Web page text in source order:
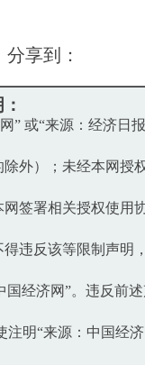
分享到：
” 或“来源：经济日
外）；未经本网授
签署相关授权使用
违反该等限制声明
经济网”。违反前
明“来源：中国经